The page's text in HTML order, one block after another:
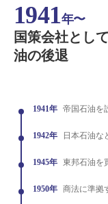
1941年〜
国策会社とし
油の後退
1941年 帝国石油を
1942年 日本石油な
1945年 東邦石油を
1950年 商法に準拠